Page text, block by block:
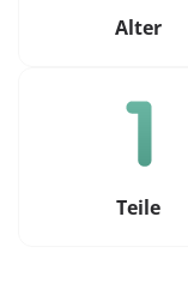
Alter
Teile